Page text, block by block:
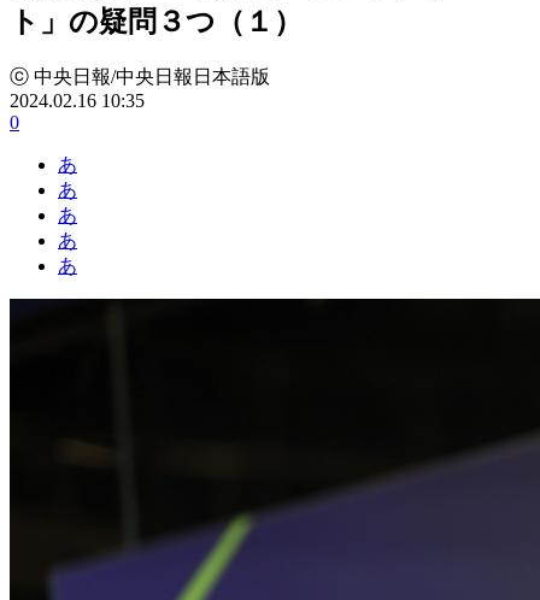
ト」の疑問３つ（１）
ⓒ 中央日報/中央日報日本語版
2024.02.16 10:35
0
あ
あ
あ
あ
あ